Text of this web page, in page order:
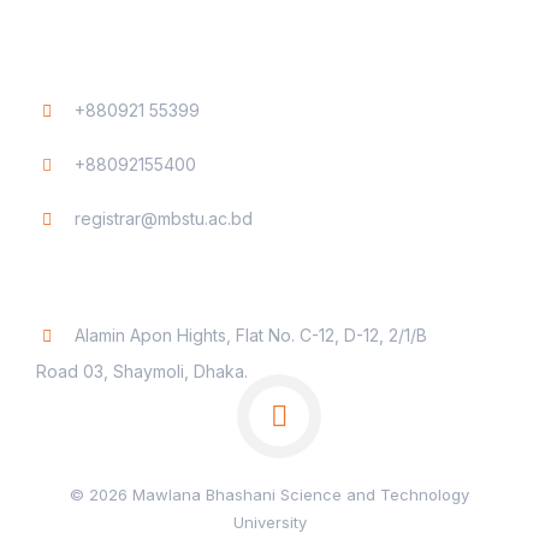
+880921 55399
+88092155400
registrar@mbstu.ac.bd
Alamin Apon Hights, Flat No. C-12, D-12, 2/1/B
Road 03, Shaymoli, Dhaka.
© 2026 Mawlana Bhashani Science and Technology
University